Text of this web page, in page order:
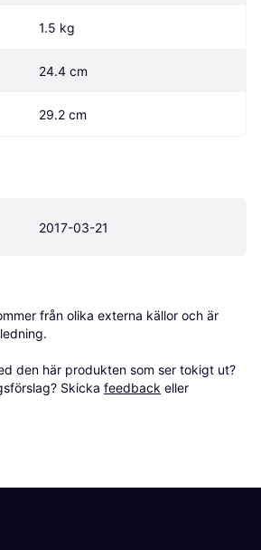
1.5 kg
24.4 cm
29.2 cm
2017-03-21
från olika externa källor och är
den här produkten som ser tokigt ut?
Skicka feedback eller